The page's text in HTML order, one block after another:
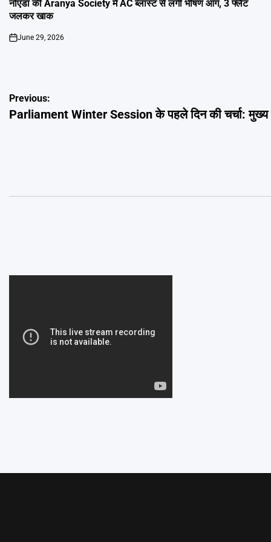
नोएडा की Aranya Society में AC ब्लास्ट से लगी भीषण आग, 3 फ्लैट
जलकर खाक
on
June 29, 2026
Post
navigation
Previous:
Parliament Winter Session के पहले दिन की चर्चा: मुख्य